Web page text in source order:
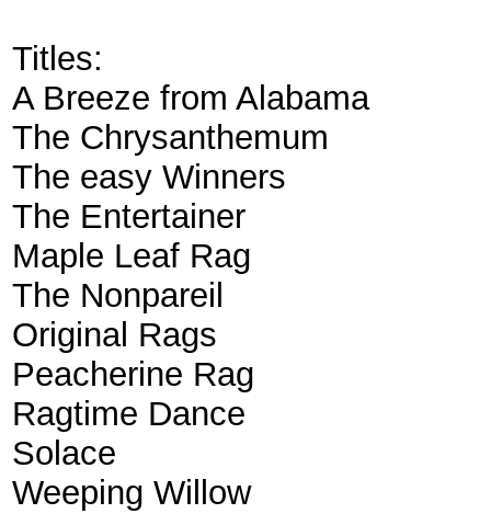
Titles:
A Breeze from Alabama
The Chrysanthemum
The easy Winners
The Entertainer
Maple Leaf Rag
The Nonpareil
Original Rags
Peacherine Rag
Ragtime Dance
Solace
Weeping Willow